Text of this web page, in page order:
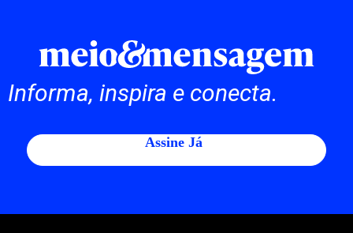
Informa, inspira e conecta.
Assine Já